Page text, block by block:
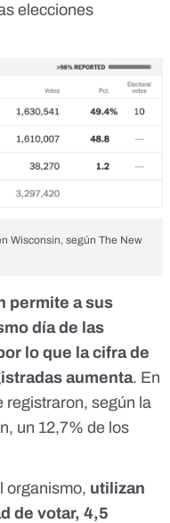
elecciones
Wisconsin, según The New
permite a sus
día de las
lo que la cifra de
aumenta. En
registraron, según la
, un 12,7% de los
organismo, utilizan
de votar, 4,5